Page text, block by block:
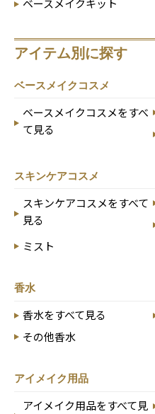
ベースメイクキット
アイテム別に探す
ベースメイクコスメ
ベースメイクコスメをすべ
て見る
スキンケアコスメ
スキンケアコスメをすべて
見る
ミスト
香水
香水をすべて見る
その他香水
アイメイク用品
アイメイク用品をすべて見